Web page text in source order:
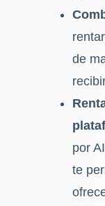
de
por
te